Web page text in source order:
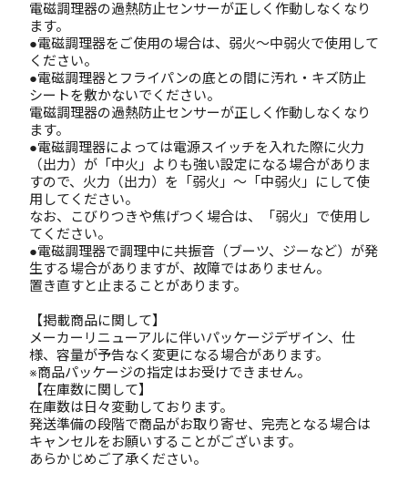
電磁調理器の過熱防止センサーが正しく作動しなくなり
ます。
●電磁調理器をご使用の場合は、弱火～中弱火で使用して
ください。
●電磁調理器とフライパンの底との間に汚れ・キズ防止
シートを敷かないでください。
電磁調理器の過熱防止センサーが正しく作動しなくなり
ます。
●電磁調理器によっては電源スイッチを入れた際に火力
（出力）が「中火」よりも強い設定になる場合がありま
すので、火力（出力）を「弱火」～「中弱火」にして使
用してください。
なお、こびりつきや焦げつく場合は、「弱火」で使用し
てください。
●電磁調理器で調理中に共振音（ブーツ、ジーなど）が発
生する場合がありますが、故障ではありません。
置き直すと止まることがあります。
【掲載商品に関して】
メーカーリニューアルに伴いパッケージデザイン、仕
様、容量が予告なく変更になる場合があります。
※商品パッケージの指定はお受けできません。
【在庫数に関して】
在庫数は日々変動しております。
発送準備の段階で商品がお取り寄せ、完売となる場合は
キャンセルをお願いすることがございます。
あらかじめご了承ください。